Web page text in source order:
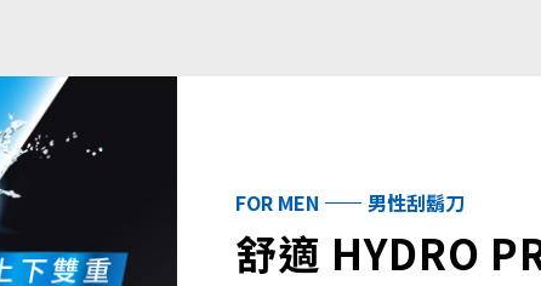
FOR MEN 男性刮鬍刀
舒適 HYDRO